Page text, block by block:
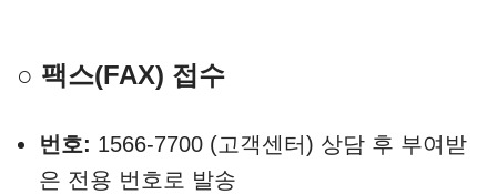
○ 팩스(FAX) 접수
번호: 1566-7700 (고객센터) 상담 후 부여받
은 전용 번호로 발송